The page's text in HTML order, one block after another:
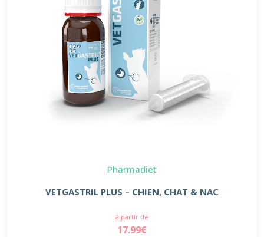
Pharmadiet
VETGASTRIL PLUS – CHIEN, CHAT & NAC
à partir de
17.99€